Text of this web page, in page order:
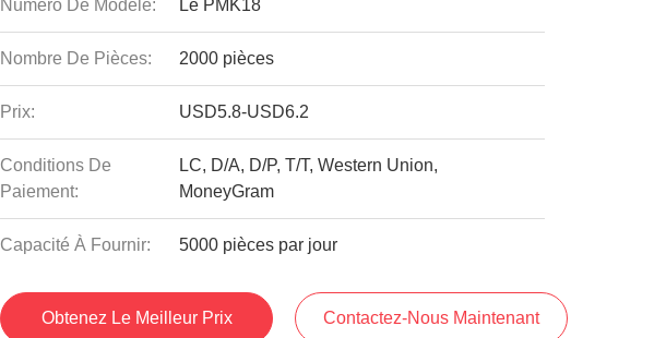
Numéro De Modèle: Le PMK18
Nombre De Pièces: 2000 pièces
Prix: USD5.8-USD6.2
Conditions De
Paiement:
LC, D/A, D/P, T/T, Western Union,
MoneyGram
Capacité À Fournir: 5000 pièces par jour
Obtenez Le Meilleur Prix Contactez-Nous Maintenant